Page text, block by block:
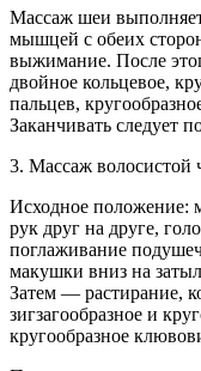
Массаж шеи
мышцей с обеих
выжимание. После
двойное кольцевое,
пальцев,
Заканчивать следует
3. Массаж волосистой
Исходное положение:
рук друг на друге,
поглаживание
макушки вниз на
Затем — растирание,
зигзагообразное и
кругообразное